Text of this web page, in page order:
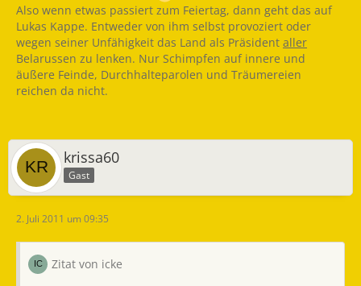
Also wenn etwas passiert zum Feiertag, dann geht das auf
Lukas Kappe. Entweder von ihm selbst provoziert oder
wegen seiner Unfähigkeit das Land als Präsident aller
Belarussen zu lenken. Nur Schimpfen auf innere und
äußere Feinde, Durchhalteparolen und Träumereien
reichen da nicht.
krissa60
Gast
2. Juli 2011 um 09:35
Zitat von icke